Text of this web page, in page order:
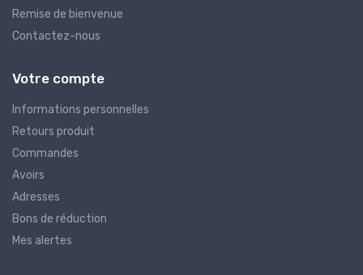
Remise de bienvenue
Contactez-nous
Votre compte
Informations personnelles
Retours produit
Commandes
Avoirs
Adresses
Bons de réduction
Mes alertes